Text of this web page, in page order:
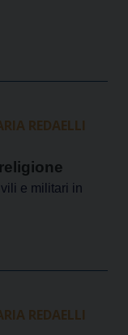
REDAELLI
e militari in
REDAELLI